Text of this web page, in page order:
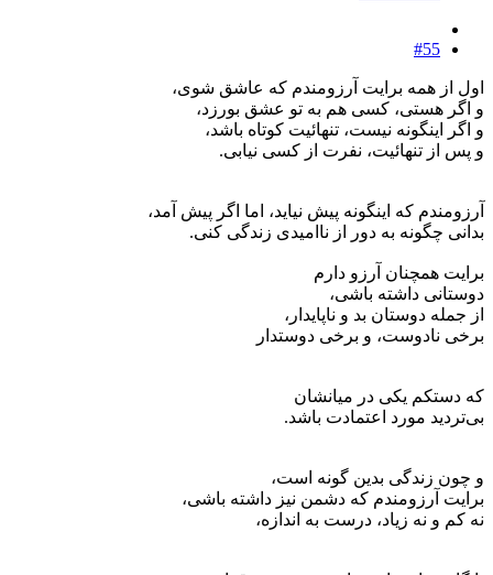
#55
اول از همه برایت آرزومندم که عاشق شوی،
و اگر هستی، کسی هم به تو عشق بورزد،
و اگر اینگونه نیست، تنهائیت کوتاه باشد،
و پس از تنهائیت، نفرت از کسی نیابی.
آرزومندم که اینگونه پیش نیاید، اما اگر پیش آمد،
بدانی چگونه به دور از ناامیدی زندگی کنی.
برایت همچنان آرزو دارم
دوستانی داشته باشی،
از جمله دوستان بد و ناپایدار،
برخی نادوست، و برخی دوستدار
که دستکم یکی در میانشان
بی‌تردید مورد اعتمادت باشد.
و چون زندگی بدین گونه است،
برایت آرزومندم که دشمن نیز داشته باشی،
نه کم و نه زیاد، درست به اندازه،